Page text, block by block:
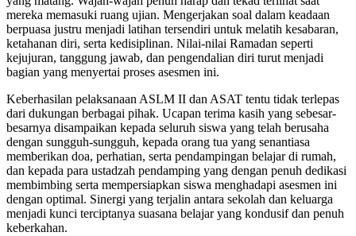
mereka memasuki ruang ujian. Mengerjakan soal dalam keadaan
berpuasa justru menjadi latihan tersendiri untuk melatih kesabaran,
ketahanan diri, serta kedisiplinan. Nilai-nilai Ramadan seperti
kejujuran, tanggung jawab, dan pengendalian diri turut menjadi
bagian yang menyertai proses asesmen ini.
Keberhasilan pelaksanaan ASLM II dan ASAT tentu tidak terlepas
dari dukungan berbagai pihak. Ucapan terima kasih yang sebesar-
besarnya disampaikan kepada seluruh siswa yang telah berusaha
dengan sungguh-sungguh, kepada orang tua yang senantiasa
memberikan doa, perhatian, serta pendampingan belajar di rumah,
dan kepada para ustadzah pendamping yang dengan penuh dedikasi
membimbing serta mempersiapkan siswa menghadapi asesmen ini
dengan optimal. Sinergi yang terjalin antara sekolah dan keluarga
menjadi kunci terciptanya suasana belajar yang kondusif dan penuh
keberkahan.